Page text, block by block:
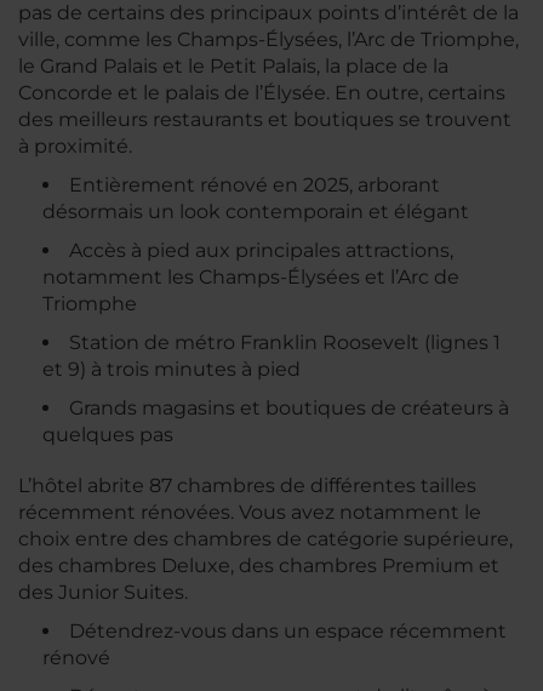
pas de certains des principaux points d’intérêt de la
ville, comme les Champs-Élysées, l’Arc de Triomphe,
le Grand Palais et le Petit Palais, la place de la
Concorde et le palais de l’Élysée. En outre, certains
des meilleurs restaurants et boutiques se trouvent
à proximité.
Entièrement rénové en 2025, arborant
désormais un look contemporain et élégant
Accès à pied aux principales attractions,
notamment les Champs-Élysées et l’Arc de
Triomphe
Station de métro Franklin Roosevelt (lignes 1
et 9) à trois minutes à pied
Grands magasins et boutiques de créateurs à
quelques pas
L’hôtel abrite 87 chambres de différentes tailles
récemment rénovées. Vous avez notamment le
choix entre des chambres de catégorie supérieure,
des chambres Deluxe, des chambres Premium et
des Junior Suites.
Détendrez-vous dans un espace récemment
rénové